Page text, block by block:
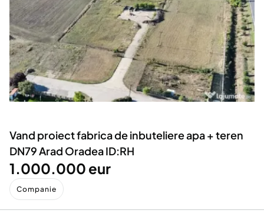
Servicii
Animale de companie
Afaceri și echipamente profesionale
Inchiriere Bunuri si Vehicule
Utilaje agricole si industriale
Piese auto si accesorii
Dacia Duster
Vand proiect fabrica de inbuteliere apa + teren
DN79 Arad Oradea ID:RH
1.000.000 eur
Companie